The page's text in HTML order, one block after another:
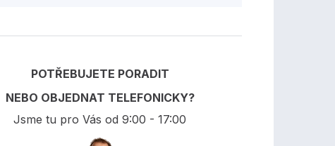
POTŘEBUJETE PORADIT
NEBO OBJEDNAT TELEFONICKY?
Jsme tu pro Vás od 9:00 - 17:00